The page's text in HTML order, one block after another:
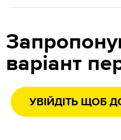
варіант
УВІЙДІТЬ ЩОБ